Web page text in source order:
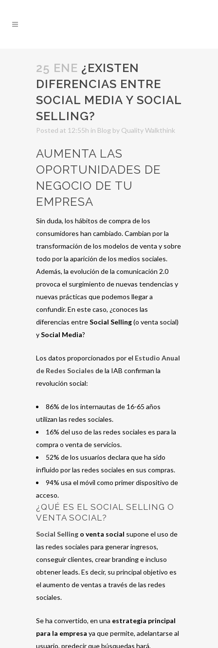
25 ENE ¿EXISTEN
DIFERENCIAS ENTRE
SOCIAL MEDIA Y SOCIAL
SELLING?
Posted at 12:55h in Blog by Quality Walkthink
AUMENTA LAS
OPORTUNIDADES DE
NEGOCIO DE TU
EMPRESA
Sin duda, los hábitos de compra de los
consumidores han cambiado. Cambian por la
transformación de los modelos de venta y sobre
todo por la aparición de los medios sociales.
Además, la evolución de la comunicación 2.0
provoca el surgimiento de nuevas tendencias y
nuevas prácticas que podemos llegar a
confundir. En este caso, ¿conoces las
diferencias entreSocial Selling(o venta social)
ySocial Media?
Los datos proporcionados por el Estudio Anual
de Redes Sociales de la IAB confirman la
revolución social:
86% de los internautas de 16-65 años
utilizan las redes sociales.
16% del uso de las redes sociales es para la
compra o venta de servicios.
52% de los usuarios declara que ha sido
influido por las redes sociales en sus compras.
94% usa el móvil como primer dispositivo de
acceso.
¿QUÉ ES EL SOCIAL SELLING O
VENTA SOCIAL?
Social Selling o venta social supone el uso de
las redes sociales para generar ingresos,
conseguir clientes, crear branding e incluso
obtener leads. Es decir, su principal objetivo es
el aumento de ventas a través de las redes
sociales.
Se ha convertido, en una estrategia principal
para la empresa ya que permite, adelantarse al
usuario, predecir que búsquedas hará,